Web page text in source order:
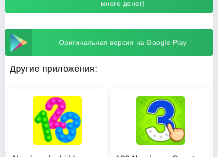
много денег)
Оригинальная версия на Google Play
Другие приложения: